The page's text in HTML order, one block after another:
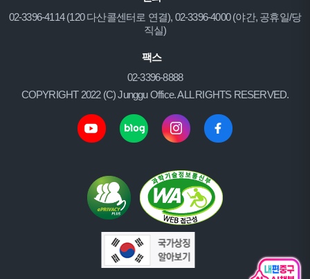
02-3396-4114 (120 다산콜센터로 연결), 02-3396-4000 (야간, 공휴일/당
직실)
팩스
02-3396-8888
COPYRIGHT 2022 (C) Junggu Office. ALL RIGHTS RESERVED.